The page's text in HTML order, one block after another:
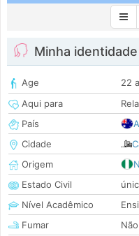
Minha identidade
Age
22
Aqui para
País
Cidade
Origem
Estado Civil
Nível Acadêmico
Fumar
Não